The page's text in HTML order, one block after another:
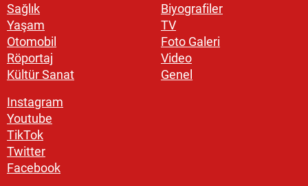
Sağlık
Yaşam
Otomobil
Röportaj
Kültür Sanat
Biyografiler
TV
Foto Galeri
Video
Genel
Instagram
Youtube
TikTok
Twitter
Facebook